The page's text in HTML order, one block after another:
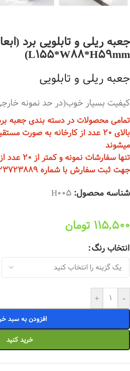
جعبه ریلی و تابلویی برد
L155*W88*H59mm)
جعبه ریلی و تابلویی
کیفیت بسیار خوب(در حد نمونه
تمامی محصولات در دسته بندی جعبه
بالای 20 عدد از کارخانه به صورت
میشوند
تنها سفارشات نمونه و کمتر از 20 عدد از تهران ارسال شده
جهت ثبت سفارش با شماره 09123723889 تماس بگیرید
شناسه محصول: H005
115,500 تومان
انتخاب رنگ
-
+
افزودن به سبد
خرید کنید